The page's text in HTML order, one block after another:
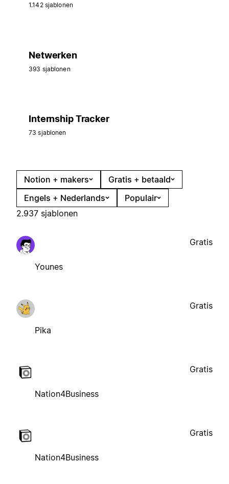
1.142 sjablonen
Netwerken
393 sjablonen
Internship Tracker
73 sjablonen
Notion + makers
Gratis + betaald
Engels + Nederlands
Populair
2.937 sjablonen
Younes
Gratis
Pika
Gratis
Nation4Business
Gratis
Nation4Business
Gratis